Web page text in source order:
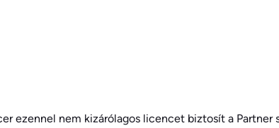
ezennel nem kizárólagos licencet biztosít a